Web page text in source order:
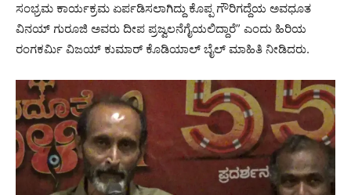
ಸಂಭ್ರಮ ಕಾರ್ಯಕ್ರಮ ಏರ್ಪಡಿಸಲಾಗಿದ್ದು ಕೊಪ್ಪ ಗೌರಿಗದ್ದೆಯ ಅವಧೂತ
ವಿನಯ್ ಗುರೂಜಿ ಅವರು ದೀಪ ಪ್ರಜ್ವಲನೆಗೈಯಲಿದ್ದಾರೆ” ಎಂದು ಹಿರಿಯ
ರಂಗಕರ್ಮಿ ವಿಜಯ್ ಕುಮಾರ್ ಕೊಡಿಯಾಲ್ ಬೈಲ್ ಮಾಹಿತಿ ನೀಡಿದರು.